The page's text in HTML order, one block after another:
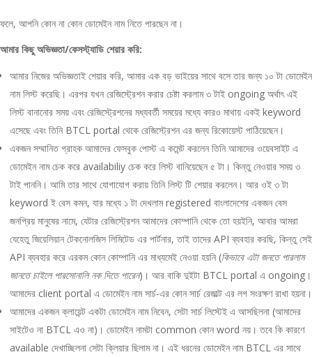
ফলে, আপনি কোন না কোন ডোমেইন নাম নিতে পারছেন না।
আমার কিছু অভিজ্ঞতা/কেসস্ট্যাডি শেয়ার করি:
আমার নিজের অভিজ্ঞতাই শেয়ার করি, আমার এক বড় ভাইয়ের সাথে বসে তার জন্য ১০ টা ডোমেইন
নাম লিস্ট করেছি। এরপর যখন রেজিস্ট্রেশন করার চেষ্টা করলাম ৩ টাই ongoing অর্থাৎ এই
লিস্ট বানানোর সময় এবং রেজিস্ট্রেশনের মধ্যবর্তী সময়ের মধ্যে কারও মাথায় একই keyword
এসেছে এবং তিনি BTCL portal থেকে রেজিস্ট্রেশন এর জন্য রিকোয়েস্ট পাঠিয়েছেন।
একজন সম্মানিত গ্রাহক আমাদের ফেসবুক পোস্ট এ কমেন্ট করলেন তিনি আমাদের ওয়েবসাইট এ
ডোমেইন নাম চেক করে availabiliy চেক করে লিস্ট বানিয়েছেন ৫ টা। কিন্তু নেওয়ার সময় ৩
টাই পাননি। আমি তার সাথে যোগাযোগ করায় তিনি লিস্ট টি শেয়ার করলেন। আর ওই ৩ টা
keyword ই বেস কমন, যার মধ্যে ১ টা দেখলাম registered বাংলাদেশের একজন বেস
জনপ্রিয় মানুষের নামে, যেটার রেজিস্ট্রেশন আমাদের কোম্পানি থেকে তো হয়ইনি, আবার আমরা
যেহেতু জিয়েলিয়ান টেকনোলজিস লিমিটেড এর পার্টনার, তাই তাদের API ব্যবহার করছি, কিন্তু সেই
API ব্যবহার করে এরকম কোন কোম্পানি এর মাধ্যমেই নেওয়া হয়নি (কিভাবে এটা জনতে পারলাম
জানতে চাইলে পারসোনালি নক দিতে পারেন)। আর বাকি দুইটা BTCL portal এ ongoing।
আমাদের client portal এ ডোমেইন নাম সার্চ-এর কোন সার্চ রেজাল্ট এর লগ সংরক্ষণ রাখা হয়না।
আমাদের একজন ক্লায়েন্ট একটা ডোমেইন নাম নিবেন, সেটা সার্চ লিস্টেই এ আসছিলনা (আমাদের
সাইটেও না BTCL এও না)। ডোমেইন নামটা common কোন word নয়। তবে কি কারণে
available দেখাচ্ছিলনা সেটা ক্লিয়ার ছিলাম না। এই ধরনের ডোমেইন নাম BTCL এর সাথে